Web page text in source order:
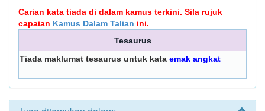
Carian kata tiada di dalam kamus terkini. Sila rujuk
capaian Kamus Dalam Talian ini.
Tesaurus
Tiada maklumat tesaurus untuk kata emak angkat